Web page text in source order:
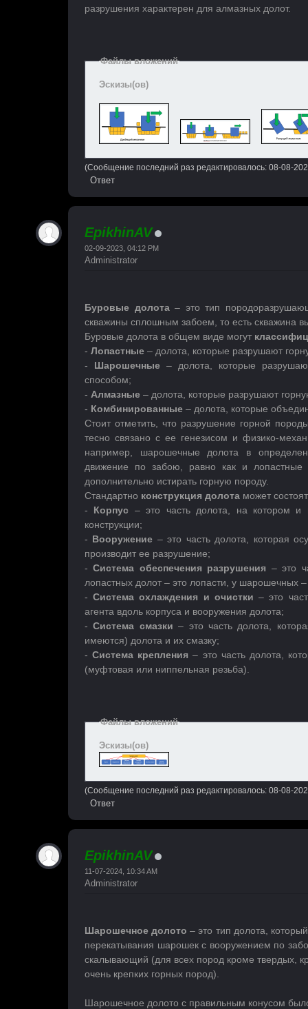
разрушения характерен для алмазных долот.
Файлы вложений
Эскизы(ов)
(Сообщение последний раз редактировалось: 08-08-
Ответ
EpikhinAV
02-09-2023, 04:12 PM
Administrator
Буровые долота– это тип
скважины сплошным забоем, то есть скважина
Буровые долота в общем виде могут
- Лопастные– долота, которые разрушают
- Шарошечные– долота, которые
способом;
- Алмазные– долота, которые разрушают
- Комбинированные– долота, которые
Стоит отметить, что разрушение горной
тесно связано с ее генезисом и физико-
например, шарошечные долота в
движение по забою, равно как и
дополнительно истирать горную породу.
Стандартно конструкция долота может
- Корпус – это часть долота, на котором и
конструкции;
- Вооружение – это часть долота, которая
производит ее разрушение;
-Система обеспечения разрушения – это
лопастных долот – это лопасти, у
- Система охлаждения и очистки – это
агента вдоль корпуса и вооружения долота;
- Система смазки – это часть долота,
имеются) долота и их смазку;
-Система крепления – это часть долота,
(муфтовая или ниппельная резьба).
Файлы вложений
Эскизы(ов)
(Сообщение последний раз редактировалось: 08-08-
Ответ
EpikhinAV
11-07-2024, 10:34 AM
Administrator
Шарошечное долото – это тип долота,
перекатывания шарошек с вооружением по
скалывающий (для всех пород кроме твердых,
очень крепких горных пород).
Шарошечное долото с правильным конусом